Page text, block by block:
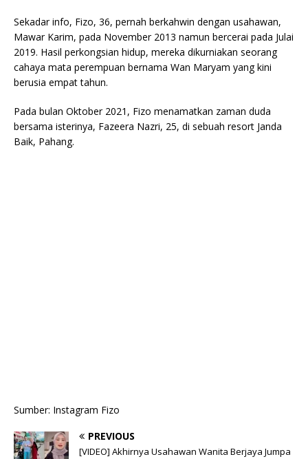
Sekadar info, Fizo, 36, pernah berkahwin dengan usahawan,
Mawar Karim, pada November 2013 namun bercerai pada Julai
2019. Hasil perkongsian hidup, mereka dikurniakan seorang
cahaya mata perempuan bernama Wan Maryam yang kini
berusia empat tahun.
Pada bulan Oktober 2021, Fizo menamatkan zaman duda
bersama isterinya, Fazeera Nazri, 25, di sebuah resort Janda
Baik, Pahang.
Sumber: Instagram Fizo
PREVIOUS
[VIDEO] Akhirnya Usahawan Wanita Berjaya Jumpa